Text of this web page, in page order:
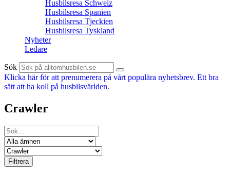
Husbilsresa Schweiz
Husbilsresa Spanien
Husbilsresa Tjeckien
Husbilsresa Tyskland
Nyheter
Ledare
Sök
Klicka här för att prenumerera på vårt populära nyhetsbrev. Ett bra
sätt att ha koll på husbilsvärlden.
Crawler